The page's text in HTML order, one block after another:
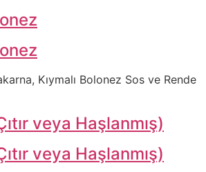
Kıymalı Bolonez Sos ve Rende
veya Haşlanmış)
veya Haşlanmış)